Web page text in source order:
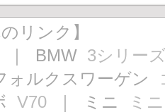
リンク】
｜ BMW 3シリー
ォルクスワーゲン
V70 ｜ ミニ ミニ